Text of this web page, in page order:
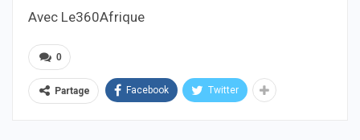
Avec Le360Afrique
0
Partage Facebook Twitter